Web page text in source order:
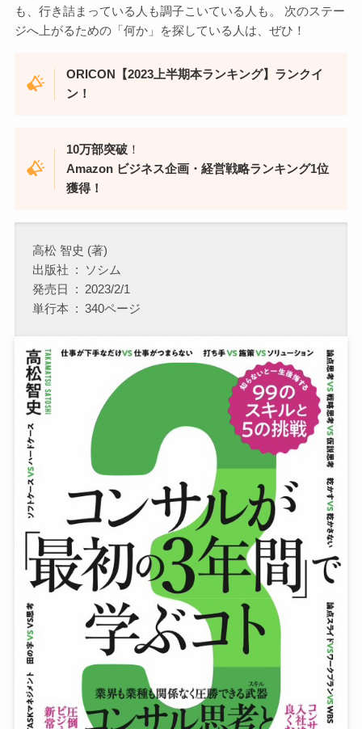
も、行き詰まっている人も調子こいている人も。 次のステー
ジへ上がるための「何か」を探している人は、ぜひ！
ORICON【2023上半期本ランキング】ランクイ
ン！
10万部突破！
Amazon ビジネス企画・経営戦略ランキング1位
獲得！
高松 智史 (著)
出版社 ‏ : ‎ ソシム
発売日 ‏ : ‎ 2023/2/1
単行本 ‏ : ‎ 340ページ